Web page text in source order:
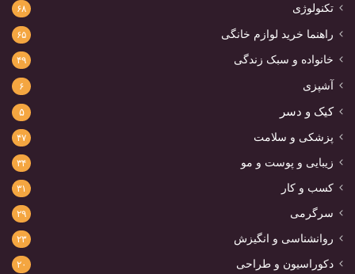
تکنولوژی ۶۸
راهنما خرید لوازم خانگی ۶۵
خانواده و سبک زندگی ۴۹
آشپزی ۶
کیک و دسر ۵
پزشکی و سلامت ۴۷
زیبایی و پوست و مو ۳۴
کسب و کار ۳۱
سرگرمی ۲۹
روانشناسی و انگیزش ۲۳
دکوراسیون و طراحی ۲۰